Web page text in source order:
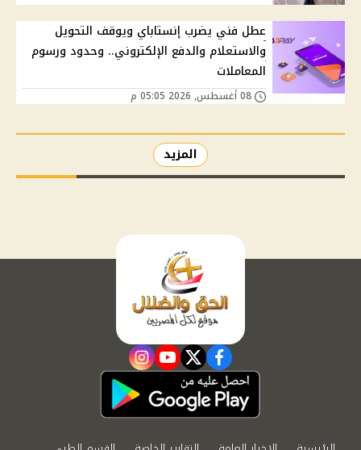
عطل فني يضرب إنستاباي ويوقف التحويل
والاستعلام والدفع الإلكتروني.. وحدود ورسوم
المعاملات
المزيد
facebook
twitter
youtube
instagram